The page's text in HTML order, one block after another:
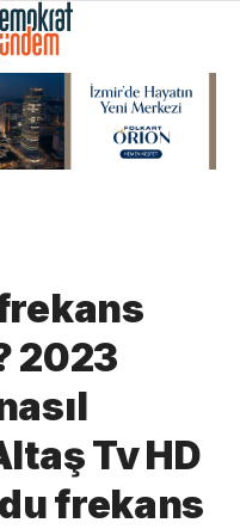
2023
Tv HD
frekans